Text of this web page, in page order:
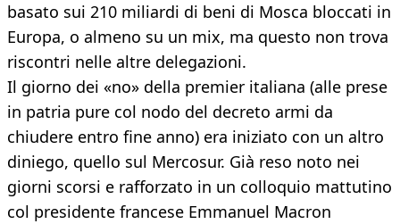
basato sui 210 miliardi di beni di Mosca bloccati in
Europa, o almeno su un mix, ma questo non trova
riscontri nelle altre delegazioni.
Il giorno dei «no» della premier italiana (alle prese
in patria pure col nodo del decreto armi da
chiudere entro fine anno) era iniziato con un altro
diniego, quello sul Mercosur. Già reso noto nei
giorni scorsi e rafforzato in un colloquio mattutino
col presidente francese Emmanuel Macron